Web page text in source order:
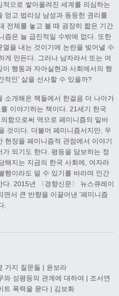
으로 쌓아올려진 세계를 의심하는
얻고 법리상 남성과 동등한 권리를
전체를 놓고 볼 때 굉장히 짧은 기간
즘은 늘 급진적일 수밖에 없다. 또한
을 내는 것이기에 논란을 빚어낼 수
게 만든다. 그러나 남자라서 또는 여
행동과 자아실현과 사회에서의 행
적인’ 삶을 선사할 수 있을까?
소개해온 책들에서 한걸음 더 나아가
이야기하는 책이다. 21세기 한국
함으로써 역으로 페미니즘의 밑바
것이다. 더불어 페미니즘서지만, 우
현장을 페미니즘적 관점에서 이야기
되기도 한다. 평등을 담보하는 정
해지는 지금의 한국 사회에, 여자라
행이라도 덜 수 있기를 바라며 인간
. 2015년 〈경향신문〉 뉴스큐레이
면서 큰 반향을 이끌어낸 ‘페미니즘
.
가지 질문들 | 윤보라
와 성평등의 관계에 대하여 | 조서연
트 폭력을 묻다 | 김보화